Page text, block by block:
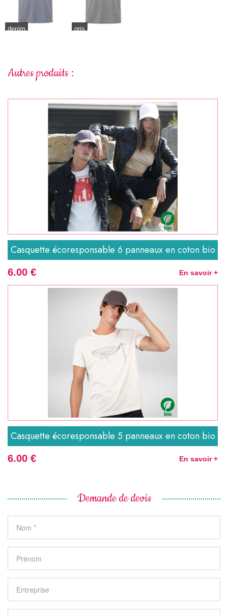
denim gris
Autres produits :
Casquette écoresponsable 6 panneaux en coton bio
6.00 € En savoir +
Casquette écoresponsable 5 panneaux en coton bio
6.00 € En savoir +
Demande de devis